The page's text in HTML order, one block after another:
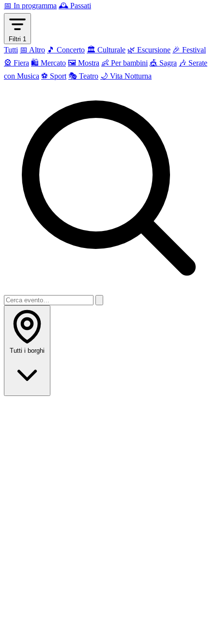
📅 In programma 🕰 Passati
Filtri 1
Tutti 📅 Altro 🎵 Concerto 🏛️ Culturale 🌿 Escursione 🎉 Festival
🎡 Fiera 🛍️ Mercato 🖼 Mostra 👶 Per bambini 🎪 Sagra 🎶 Serate
con Musica ⚽ Sport 🎭 Teatro 🌙 Vita Notturna
Tutti i borghi